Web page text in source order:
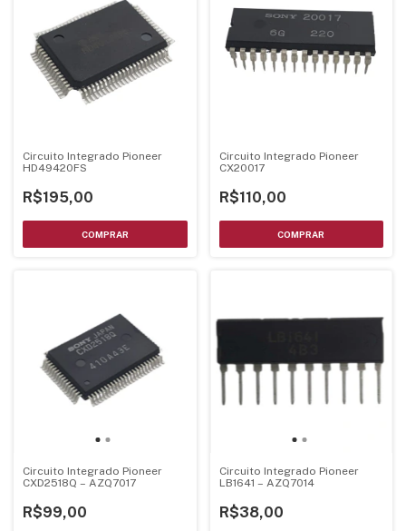
Circuito Integrado Pioneer
HD49420FS
R$195,00
Circuito Integrado Pioneer
CX20017
R$110,00
Circuito Integrado Pioneer
CXD2518Q – AZQ7017
R$99,00
Circuito Integrado Pioneer
LB1641 – AZQ7014
R$38,00